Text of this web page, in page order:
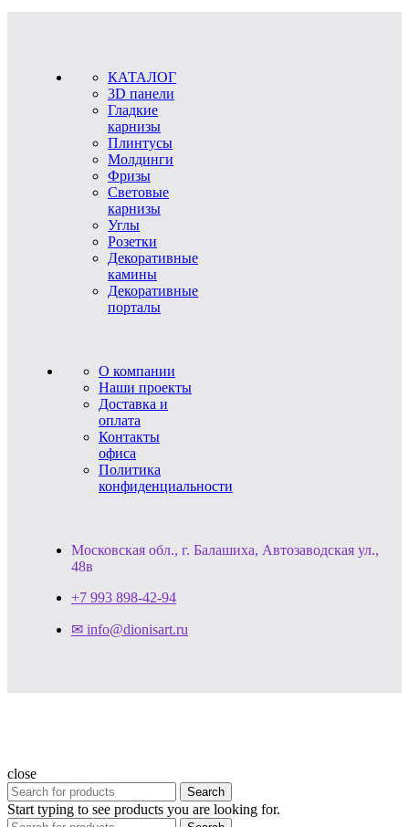
КАТАЛОГ
3D панели
Гладкие
карнизы
Плинтусы
Молдинги
Фризы
Световые
карнизы
Углы
Розетки
Декоративные
камины
Декоративные
порталы
О компании
Наши проекты
Доставка и
оплата
Контакты
офиса
Политика
конфиденциальности
Московская обл., г. Балашиха, Автозаводская ул.,
48в
+7 993 898-42-94
✉ info@dionisart.ru
close
Search
Start typing to see products you are looking for.